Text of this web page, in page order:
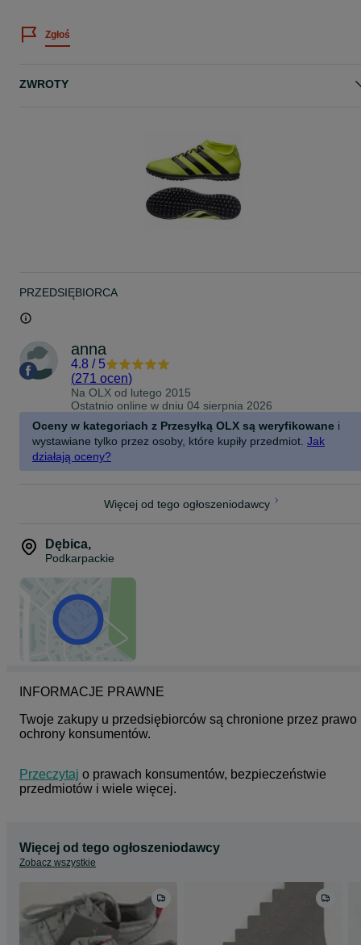
Zgłoś
ZWROTY
PRZEDSIĘBIORCA
anna
4.8 / 5
(271 ocen)
Na OLX od lutego 2015
Ostatnio online w dniu 04 sierpnia 2026
Oceny w kategoriach z Przesyłką OLX są weryfikowane i
wystawiane tylko przez osoby, które kupiły przedmiot. Jak
działają oceny?
Więcej od tego ogłoszeniodawcy
Dębica,
Podkarpackie
INFORMACJE PRAWNE
Twoje zakupy u przedsiębiorców są chronione przez prawo
ochrony konsumentów.
Przeczytaj o prawach konsumentów, bezpieczeństwie
przedmiotów i wiele więcej.
Więcej od tego ogłoszeniodawcy
Zobacz wszystkie